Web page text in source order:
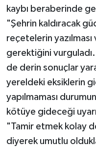
kaybı beraberinde
"Şehrin kaldıracak
reçetelerin yazılması
gerektiğini
de derin sonuçlar
yereldeki eksiklerin
yapılmaması
kötüye gideceği
"Tamir etmek kolay
diyerek umutlu